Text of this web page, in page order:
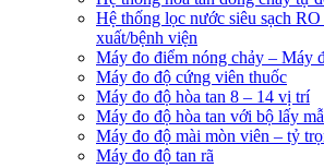
Hệ thống lọc nước siêu sạch
xuất/bệnh viện
Máy đo điểm nóng chảy – Máy
Máy đo độ cứng viên thuốc
Máy đo độ hòa tan 8 – 14 vị trí
Máy đo độ hòa tan với bộ lấy
Máy đo độ mài mòn viên – tỷ
Máy đo độ tan rã